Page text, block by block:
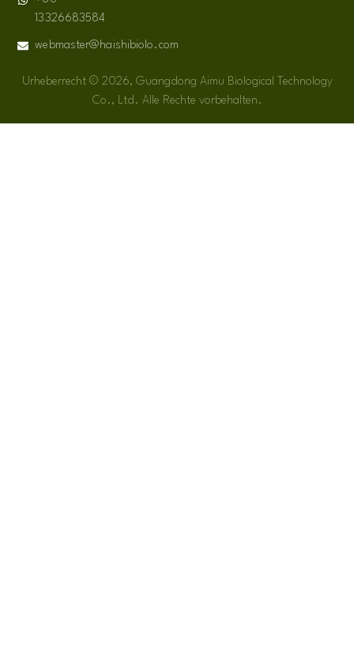
13326683584
webmaster@haishibiolo.com
Urheberrecht © 2026, Guangdong Aimu Biological Technology
Co., Ltd. Alle Rechte vorbehalten.